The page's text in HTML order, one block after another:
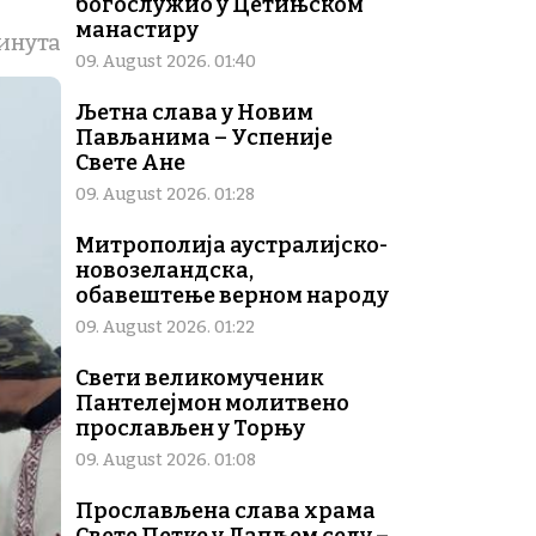
манастиру
09. August 2026. 01:40
Љетна слава у Новим
Пављанима – Успеније
Свете Ане
09. August 2026. 01:28
Митрополија аустралијско-
новозеландска,
обавештење верном народу
09. August 2026. 01:22
Свети великомученик
Пантелејмон молитвено
прослављен у Торњу
09. August 2026. 01:08
Прослављена слава храма